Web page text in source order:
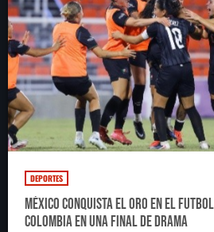
DEPORTES
México conquista el oro en el
Colombia en una final de drama